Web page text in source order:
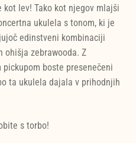
lev! Tako kot njegov mlajši
ukulela s tonom, ki je
edinstveni kombinaciji
ohišja zebrawooda. Z
boste presenečeni
ta ukulela dajala v prihodnjih
s torbo!